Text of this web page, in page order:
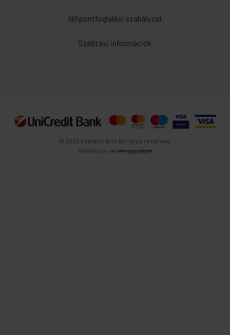
Időpontfoglalási szabályzat
Szállítási információk
© 2026 Esthetic Arts All rights reserved.
Webshop by: